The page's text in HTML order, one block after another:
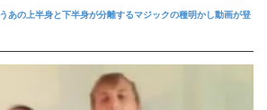
あの上半身と下半身が分離するマジックの種明かし動画が登